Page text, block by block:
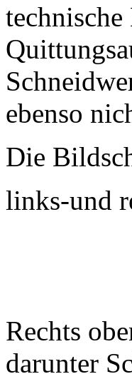
ebenso
Die
links-und
Rechts
darunter